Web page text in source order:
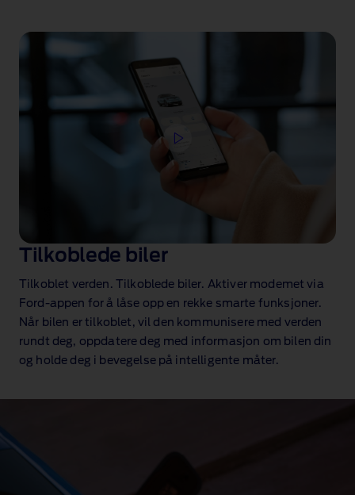
Tilkoblede biler
Tilkoblet verden. Tilkoblede biler. Aktiver modemet via
Ford‑appen for å låse opp en rekke smarte funksjoner.
Når bilen er tilkoblet, vil den kommunisere med verden
rundt deg, oppdatere deg med informasjon om bilen din
og holde deg i bevegelse på intelligente måter.